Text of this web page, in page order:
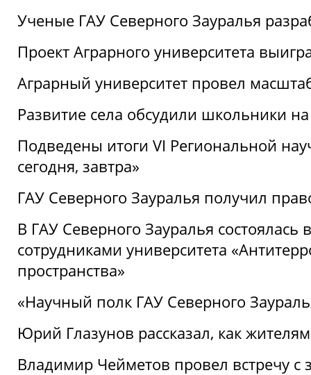
Ученые ГАУ Северного Зауралья
Проект Аграрного университета
Аграрный университет провел
Развитие села обсудили школьники
Подведены итоги VI Региональной
сегодня, завтра»
ГАУ Северного Зауралья получил
В ГАУ Северного Зауралья состоялась
сотрудниками университета
пространства»
«Научный полк ГАУ Северного
Юрий Глазунов рассказал, как
Владимир Чейметов провел встречу